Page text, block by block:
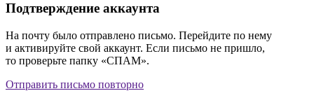
Подтверждение аккаунта
На почту было отправлено письмо. Перейдите по нему
и активируйте свой аккаунт. Если письмо не пришло,
то проверьте папку «СПАМ».
Отправить письмо повторно